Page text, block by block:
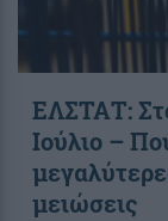
ΕΛΣΤΑΤ:
Ιούλιο –
μειώσεις